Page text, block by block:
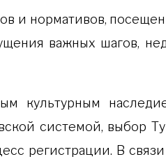
и нормативов,
важных шагов,
культурным
системой, выбор
регистрации. В